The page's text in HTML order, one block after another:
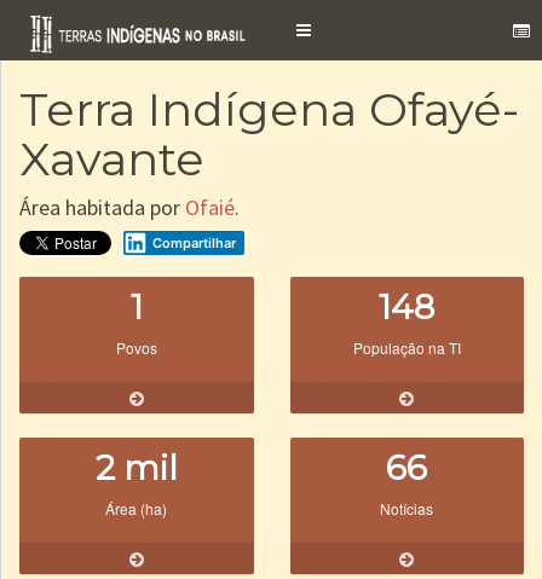
Toggle
Terra Indígena Ofayé-
Xavante
Área habitada por Ofaié.
Compartilhar
1
Povos
148
População na TI
2 mil
Área (ha)
66
Notícias